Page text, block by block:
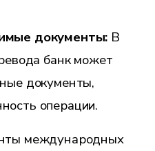
документы: В
банк может
документы,
операции.
международных